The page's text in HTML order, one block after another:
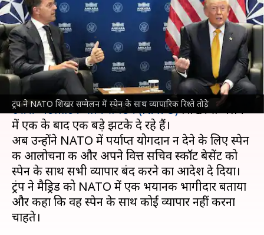
ट्रंप ने NATO शिखर सम्मेलन में स्पेन के साथ व्यापारिक रिश्ते तोड़े
भयानक साझेदार बताया
लेखन गजेंद्र Jul 08, 2026
क्या है खबर?
अमेरिकी राष्ट्रपतिडोनाल्ड ट्रंपतुर्की के अंकारा में आयोजित
उत्तरी अटलांटिक संधि संगठन (NATO)शिखर सम्मेलन
में एक के बाद एक बड़े झटके दे रहे हैं।
अब उन्होंने NATO में पर्याप्त योगदान न देने के लिए स्पेन
की आलोचना की और अपने वित्त सचिव स्कॉट बेसेंट को
स्पेन के साथ सभी व्यापार बंद करने का आदेश दे दिया।
ट्रंप ने मैड्रिड को NATO में एक भयानक भागीदार बताया
और कहा कि वह स्पेन के साथ कोई व्यापार नहीं करना